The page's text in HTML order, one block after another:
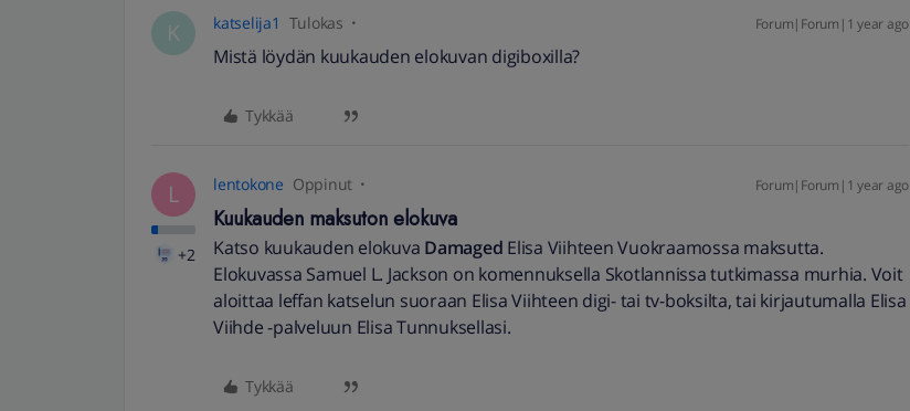
K katselija1 Tulokas Forum|Forum|1 year ago
Mistä löydän kuukauden elokuvan digiboxilla?
Tykkää
L
+2
lentokone Oppinut Forum|Forum|1 year ago
Kuukauden maksuton elokuva
Katso kuukauden elokuva Damaged Elisa Viihteen Vuokraamossa maksutta.
Elokuvassa Samuel L. Jackson on komennuksella Skotlannissa tutkimassa murhia. Voit
aloittaa leffan katselun suoraan Elisa Viihteen digi- tai tv-boksilta, tai kirjautumalla Elisa
Viihde -palveluun Elisa Tunnuksellasi.
Tykkää